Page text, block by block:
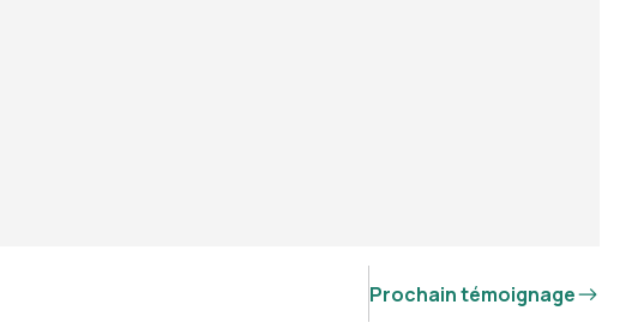
Prochain témoignage